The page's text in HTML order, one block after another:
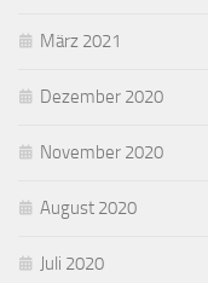
März 2021
Dezember 2020
November 2020
August 2020
Juli 2020